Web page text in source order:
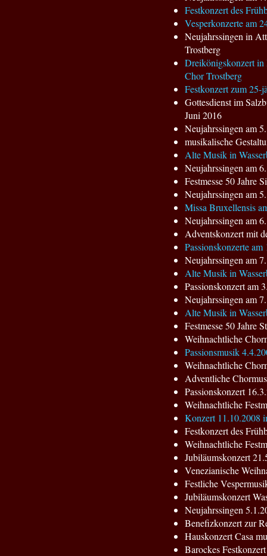
Festkonzert des
Vesperkonzerte am
Neujahrssingen in
Trostberg
Dreikönigskonzert in
Chor Trostberg
Festkonzert zum 25-
Gottesdienst im
Juni 2016
Neujahrssingen am
musikalische
Alte Musik in
Neujahrssingen am
Festmesse 50 Jahre
Neujahrssingen am
Missa Bruxellensis
Neujahrssingen am
Adventskonzert mit
Passionskonzerte
Neujahrssingen am
Alte Musik in
Passionskonzert am
Neujahrssingen am
Alte Musik in
Festmesse 50 Jahre
Weihnachtliche
Passionsmusik
Weihnachtliche
Adventliche
Passionskonzert
Weihnachtliche
Konzert 11.10.2008
Festkonzert des
Weihnachtliche
Jubiläumskonzert
Venezianische
Festliche
Jubiläumskonzert
Neujahrssingen
Benefizkonzert zur
Hauskonzert Casa
Barockes